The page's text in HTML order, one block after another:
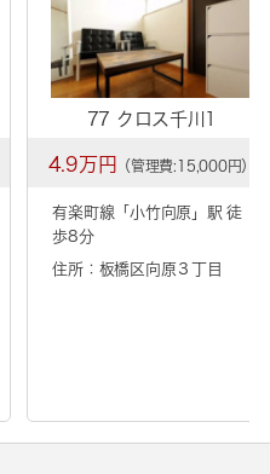
77 クロス千川1
4.9万円 （管理費:15,000円）
有楽町線「小竹向原 」駅 徒
歩8分
住所：板橋区向原３丁目